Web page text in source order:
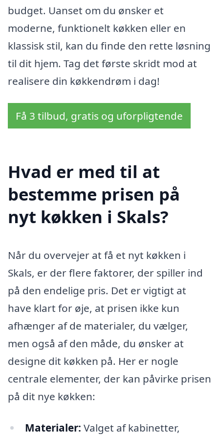
budget. Uanset om du ønsker et
moderne, funktionelt køkken eller en
klassisk stil, kan du finde den rette løsning
til dit hjem. Tag det første skridt mod at
realisere din køkkendrøm i dag!
Få 3 tilbud, gratis og uforpligtende
Hvad er med til at
bestemme prisen på
nyt køkken i Skals?
Når du overvejer at få et nyt køkken i
Skals, er der flere faktorer, der spiller ind
på den endelige pris. Det er vigtigt at
have klart for øje, at prisen ikke kun
afhænger af de materialer, du vælger,
men også af den måde, du ønsker at
designe dit køkken på. Her er nogle
centrale elementer, der kan påvirke prisen
på dit nye køkken:
Materialer: Valget af kabinetter,